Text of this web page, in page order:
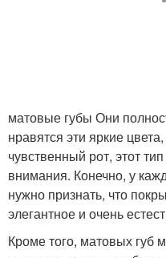
Помады для
определенного макияжа
матовые губы Они
нравятся эти яркие
чувственный рот, этот
внимания. Конечно, у
нужно признать, что
элегантное и очень
Кроме того, матовых губ